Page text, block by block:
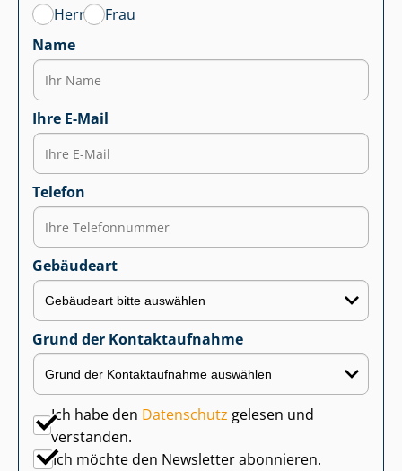
Herr
Frau
Name
Ihre E-Mail
Telefon
Gebäudeart
Grund der Kontaktaufnahme
Ich habe den Datenschutz gelesen und
verstanden.
Ich möchte den Newsletter abonnieren.